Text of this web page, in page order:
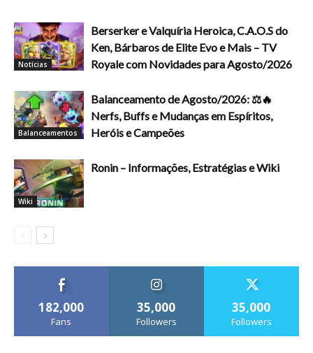
Notícias
Berserker e Valquíria Heroica, C.A.O.S do
Ken, Bárbaros de Elite Evo e Mais – TV
Royale com Novidades para Agosto/2026
Balanceamentos
Balanceamento de Agosto/2026: ⚖️🔥
Nerfs, Buffs e Mudanças em Espíritos,
Heróis e Campeões
Wiki
Ronin – Informações, Estratégias e Wiki
182,000
Fans
35,000
Followers
35,000
Followers